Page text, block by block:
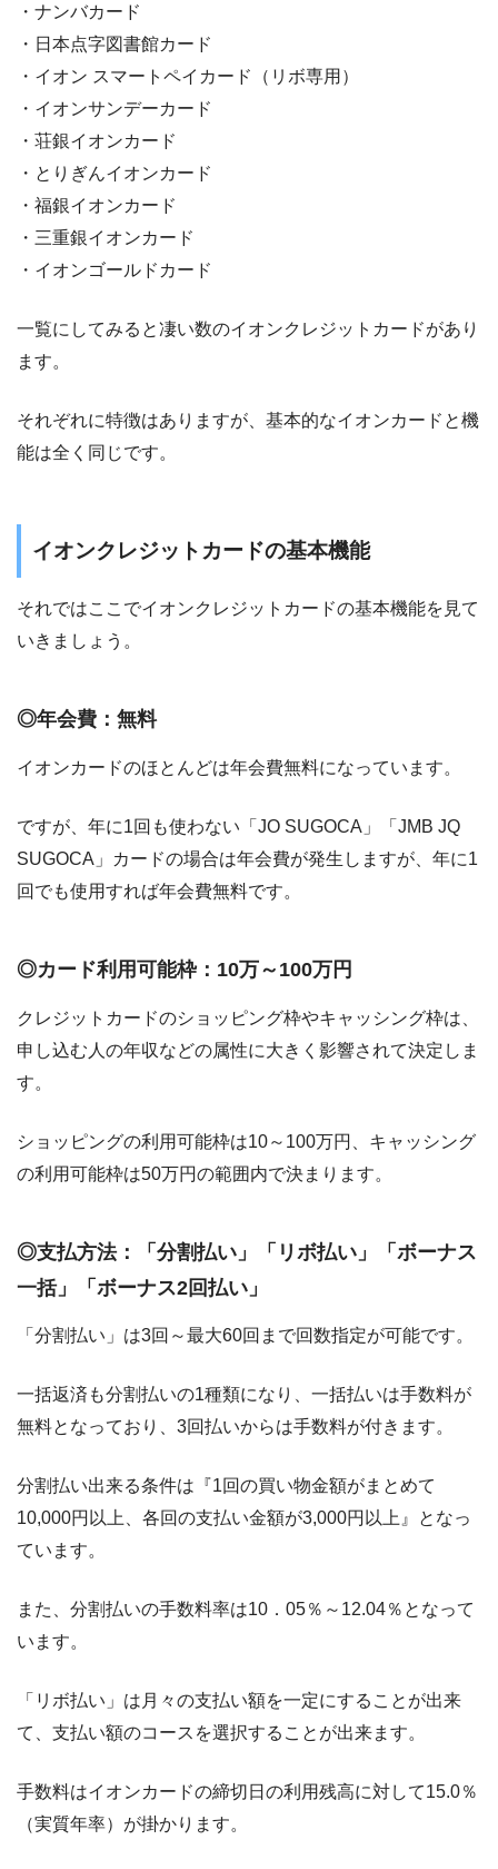
・ナンバカード
・日本点字図書館カード
・イオン スマートペイカード（リボ専用）
・イオンサンデーカード
・荘銀イオンカード
・とりぎんイオンカード
・福銀イオンカード
・三重銀イオンカード
・イオンゴールドカード
一覧にしてみると凄い数のイオンクレジットカードがあり
ます。
それぞれに特徴はありますが、基本的なイオンカードと機
能は全く同じです。
イオンクレジットカードの基本機能
それではここでイオンクレジットカードの基本機能を見て
いきましょう。
◎年会費：無料
イオンカードのほとんどは年会費無料になっています。
ですが、年に1回も使わない「JO SUGOCA」「JMB JQ
SUGOCA」カードの場合は年会費が発生しますが、年に1
回でも使用すれば年会費無料です。
◎カード利用可能枠：10万～100万円
クレジットカードのショッピング枠やキャッシング枠は、
申し込む人の年収などの属性に大きく影響されて決定しま
す。
ショッピングの利用可能枠は10～100万円、キャッシング
の利用可能枠は50万円の範囲内で決まります。
◎支払方法：「分割払い」「リボ払い」「ボーナス
一括」「ボーナス2回払い」
「分割払い」は3回～最大60回まで回数指定が可能です。
一括返済も分割払いの1種類になり、一括払いは手数料が
無料となっており、3回払いからは手数料が付きます。
分割払い出来る条件は『1回の買い物金額がまとめて
10,000円以上、各回の支払い金額が3,000円以上』となっ
ています。
また、分割払いの手数料率は10．05％～12.04％となって
います。
「リボ払い」は月々の支払い額を一定にすることが出来
て、支払い額のコースを選択することが出来ます。
手数料はイオンカードの締切日の利用残高に対して15.0％
（実質年率）が掛かります。